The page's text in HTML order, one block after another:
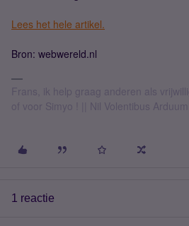
Lees het hele artikel.
Bron: webwereld.nl
Frans, ik help graag anderen als
of voor Simyo ! || Nil Volentibus Arduum
1 reactie